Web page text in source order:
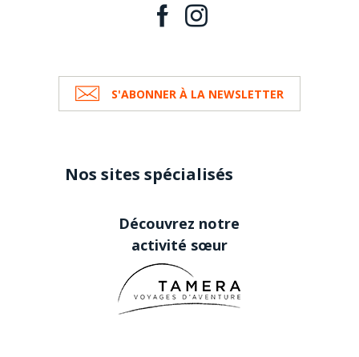
S'ABONNER À LA NEWSLETTER
Nos sites spécialisés
Découvrez notre
activité sœur